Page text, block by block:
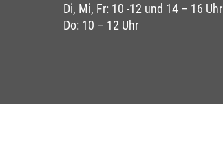
Di, Mi, Fr: 10 -12 und 14 – 16 Uhr
Do: 10 – 12 Uhr